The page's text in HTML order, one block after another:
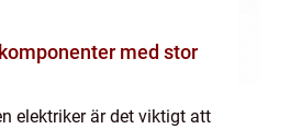
elektriker är det viktigt att